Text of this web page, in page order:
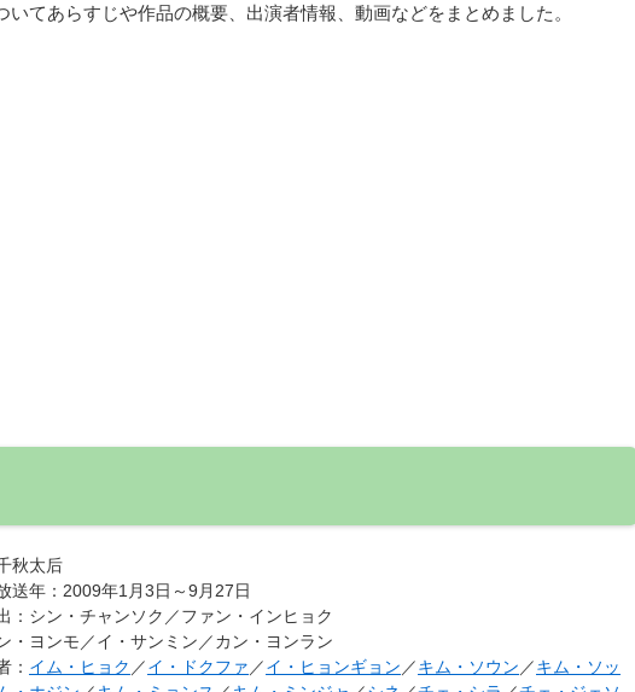
てあらすじや作品の概要、出演者情報、動画などをまとめました。
秋太后
送年 ：2009年1月3日～9月27日
：シン・チャンソク／ファン・インヒョク
・ヨンモ／イ・サンミン／カン・ヨンラン
： イム・ヒョク ／イ・ドクファ ／イ・ヒョンギョン ／キム・ソウン ／キム・ソッ